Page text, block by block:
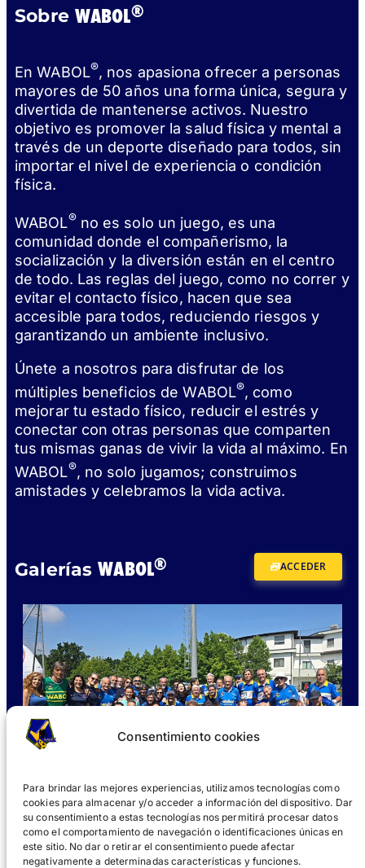
Consentimiento cookies
Para brindar las mejores experiencias, utilizamos tecnologías como
cookies para almacenar y/o acceder a información del dispositivo. Dar
su consentimiento a estas tecnologías nos permitirá procesar datos
como el comportamiento de navegación o identificaciones únicas en
este sitio. No dar o retirar el consentimiento puede afectar
negativamente a determinadas características y funciones.
Sobre WABOL®
En WABOL®, nos apasiona ofrecer a personas
mayores de 50 años una forma única, segura y
divertida de mantenerse activos. Nuestro
objetivo es promover la salud física y mental a
través de un deporte diseñado para todos, sin
importar el nivel de experiencia o condición
física.
WABOL®no es solo un juego, es una
comunidad donde el compañerismo, la
socialización y la diversión están en el centro
de todo. Las reglas del juego, como no correr y
evitar el contacto físico, hacen que sea
accesible para todos, reduciendo riesgos y
garantizando un ambiente inclusivo.
Únete a nosotros para disfrutar de los
múltiples beneficios de WABOL®, como
mejorar tu estado físico, reducir el estrés y
conectar con otras personas que comparten
tus mismas ganas de vivir la vida al máximo. En
WABOL®, no solo jugamos; construimos
amistades y celebramos la vida activa.
GaleríasWABOL® ACCEDER